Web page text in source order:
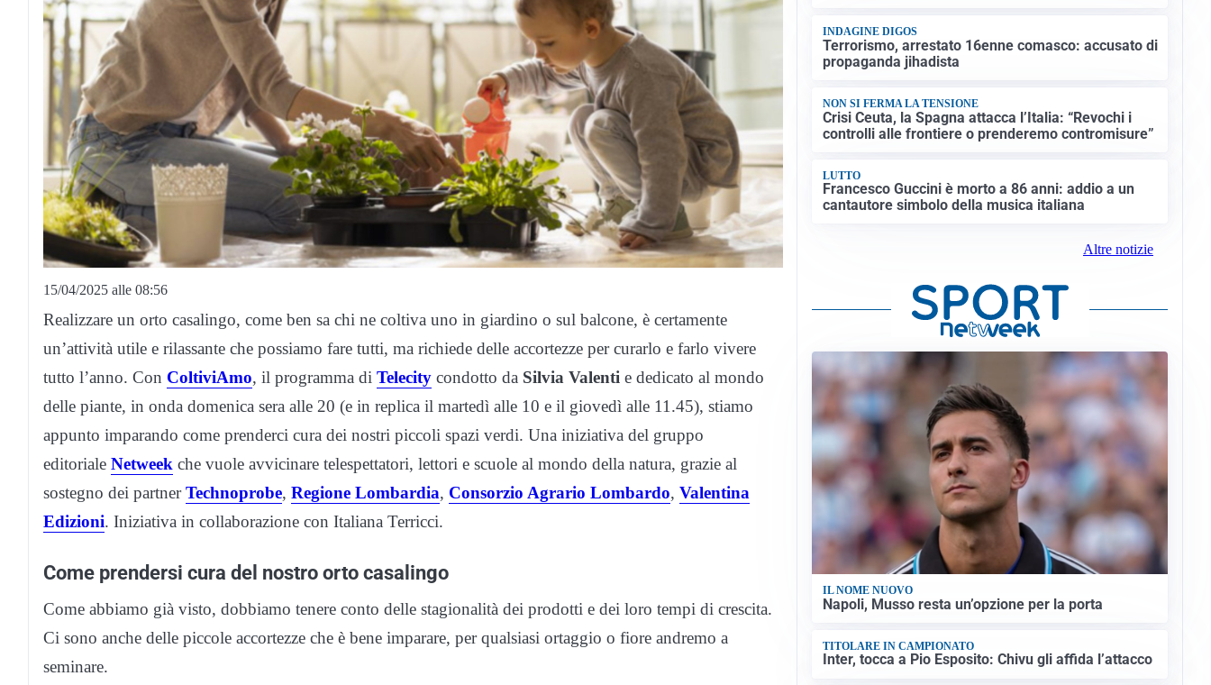
15/04/2025 alle 08:56
Realizzare un orto casalingo, come ben sa chi ne coltiva uno in giardino o sul balcone, è certamente
un’attività utile e rilassante che possiamo fare tutti, ma richiede delle accortezze per curarlo e farlo vivere
tutto l’anno. Con ColtiviAmo, il programma di Telecity condotto da Silvia Valenti e dedicato al mondo
delle piante, in onda domenica sera alle 20 (e in replica il martedì alle 10 e il giovedì alle 11.45), stiamo
appunto imparando come prenderci cura dei nostri piccoli spazi verdi. Una iniziativa del gruppo
editoriale Netweek che vuole avvicinare telespettatori, lettori e scuole al mondo della natura, grazie al
sostegno dei partnerTechnoprobe, Regione Lombardia, Consorzio Agrario Lombardo, Valentina
Edizioni. Iniziativa in collaborazione con Italiana Terricci.
Come prendersi cura del nostro orto casalingo
Come abbiamo già visto, dobbiamo tenere conto delle stagionalità dei prodotti e dei loro tempi di crescita.
Ci sono anche delle piccole accortezze che è bene imparare, per qualsiasi ortaggio o fiore andremo a
seminare.
INDAGINE DIGOS
Terrorismo, arrestato 16enne comasco: accusato di
propaganda jihadista
NON SI FERMA LA TENSIONE
Crisi Ceuta, la Spagna attacca l’Italia: “Revochi i
controlli alle frontiere o prenderemo contromisure”
LUTTO
Francesco Guccini è morto a 86 anni: addio a un
cantautore simbolo della musica italiana
Altre notizie
IL NOME NUOVO
Napoli, Musso resta un’opzione per la porta
TITOLARE IN CAMPIONATO
Inter, tocca a Pio Esposito: Chivu gli affida l’attacco